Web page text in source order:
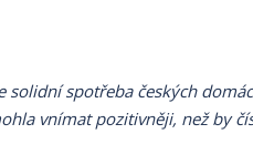
spotřeba českých
vnímat pozitivněji, než by